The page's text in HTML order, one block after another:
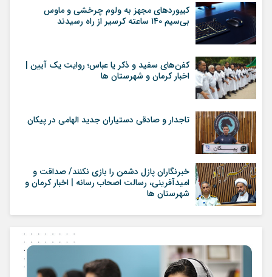
کیبوردهای مجهز به ولوم چرخشی و ماوس
بی‌سیم ۱۴۰ ساعته کرسیر از راه رسیدند
کفن‌های سفید و ذکر یا عباس؛ روایت یک آیین |
اخبار کرمان و شهرستان ها
تاجدار و صادقی دستیاران جدید الهامی در پیکان
خبرنگاران پازل دشمن را بازی نکنند/ صداقت و
امیدآفرینی، رسالت اصحاب رسانه | اخبار کرمان و
شهرستان ها